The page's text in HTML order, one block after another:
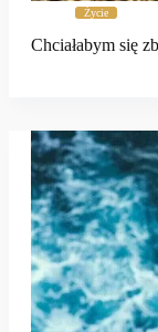
Życie
Chciałabym się